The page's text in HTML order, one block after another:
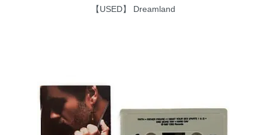
【USED】 Dreamland